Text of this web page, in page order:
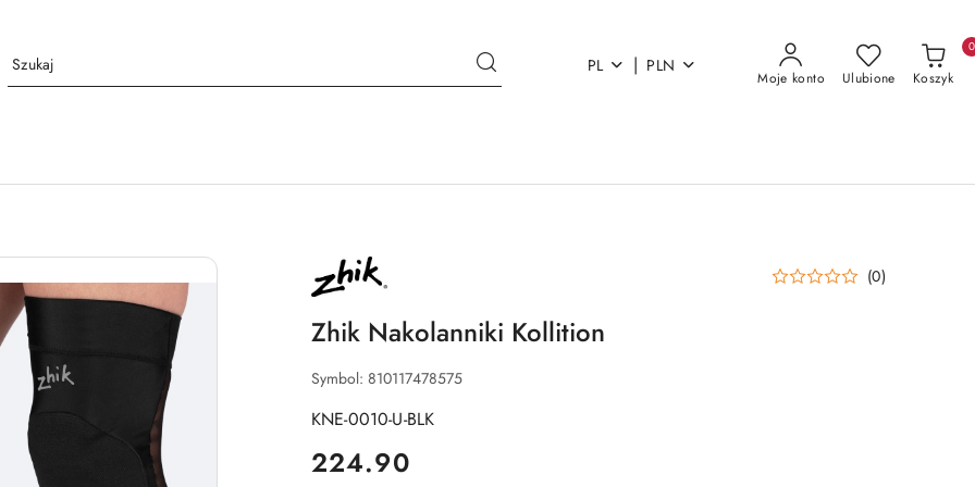
PL | PLN
Moje konto Ulubione Koszyk
0
NAZWA
PRODUCENTA:
ZHIK
(0)
Zhik Nakolanniki Kollition
Symbol: 810117478575
KNE-0010-U-BLK
cena:
224.90